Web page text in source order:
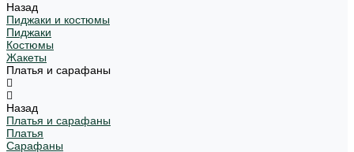
Назад
Пиджаки и костюмы
Пиджаки
Костюмы
Жакеты
Платья и сарафаны
Назад
Платья и сарафаны
Платья
Сарафаны